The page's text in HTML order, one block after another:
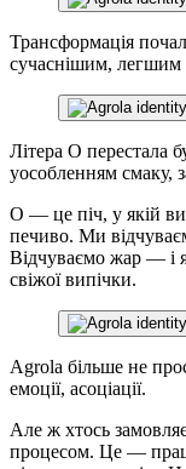
Трансформація
сучаснішим, легшим
Літера О перестала
уособленням смаку,
О — це піч, у якій
печиво. Ми
Відчуваємо жар — і
свіжої випічки.
Agrola більше не
емоції, асоціації.
Але ж хтось
процесом. Це —